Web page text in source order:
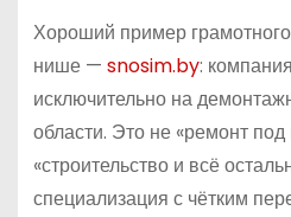
Хороший пример
нише — snosim.by:
исключительно на
области. Это не «ремонт под
«строительство и всё
специализация с чётким